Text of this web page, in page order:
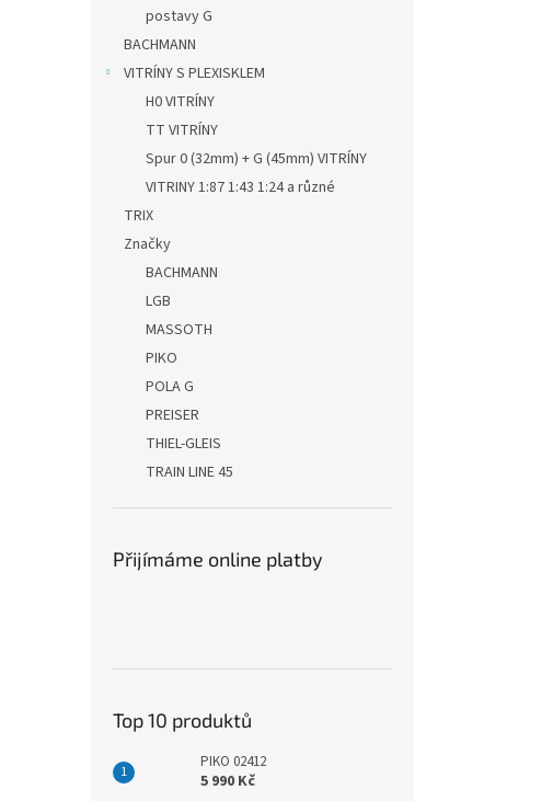
postavy G
BACHMANN
VITRÍNY S PLEXISKLEM
H0 VITRÍNY
TT VITRÍNY
Spur 0 (32mm) + G (45mm) VITRÍNY
VITRINY 1:87 1:43 1:24 a různé
TRIX
Značky
BACHMANN
LGB
MASSOTH
PIKO
POLA G
PREISER
THIEL-GLEIS
TRAIN LINE 45
Přijímáme online platby
Top 10 produktů
PIKO 02412
5 990 Kč